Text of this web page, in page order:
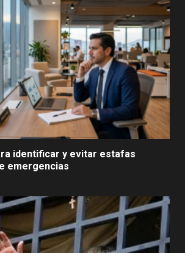
identificar y evitar estafas
emergencias